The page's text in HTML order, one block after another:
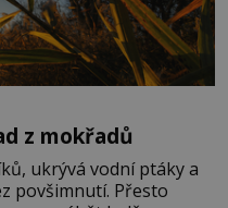
z mokřadů
ukrývá vodní ptáky a
povšimnutí. Přesto